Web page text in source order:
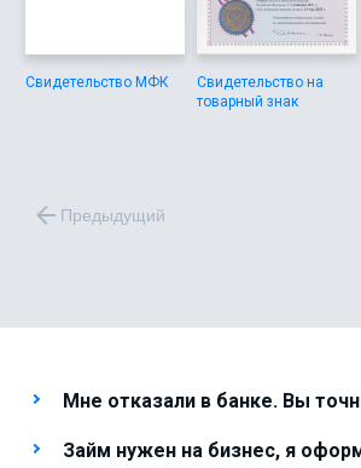
Свидетельство МФК
Свидетельство на
товарный знак
Предыдущий
Мне отказали в банке. Вы
Займ нужен на бизнес, я